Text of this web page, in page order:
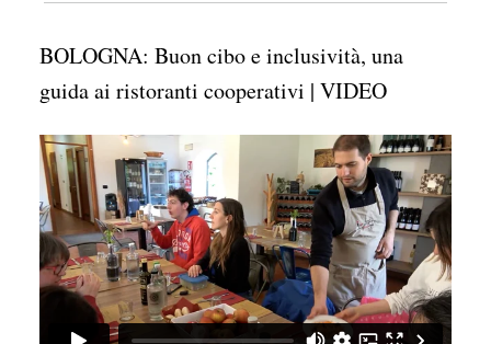
BOLOGNA: Buon cibo e inclusività, una
guida ai ristoranti cooperativi | VIDEO